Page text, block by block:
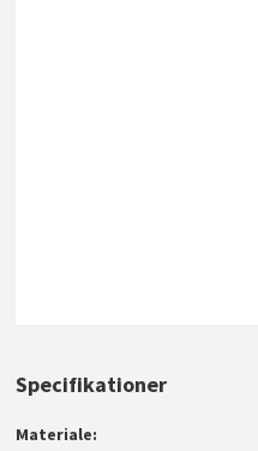
Specifikationer
Materiale